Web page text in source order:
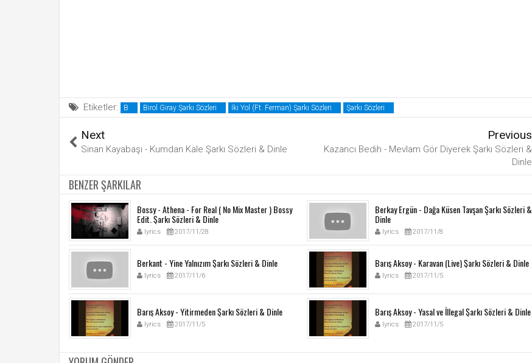
Etiketler: B Birol Giray Şarkı Sözleri İki Yol (Ft. Ferman) Şarkı Sözleri Şarkı Sözleri
Next
Sinan Kayabaşı - Kumdan Kale Şarkı Sözleri & Dinle
Previous
Kazancı Bedih - Mevlam Gör Diyerek Şarkı Sözleri &
Dinle
BENZER ŞARKILAR
Bossy - Athena - For Real ( No Mix Master ) Bossy
Edit. Şarkı Sözleri & Dinle
lyrics 2017/11/28
Berkay Ergün - Dağa Küsen Tavşan Şarkı Sözleri &
Dinle
lyrics 2017/11/8
Berkant - Yine Yalnızım Şarkı Sözleri & Dinle
lyrics 2017/11/6
Barış Aksoy - Karavan (Live) Şarkı Sözleri & Dinle
lyrics 2017/11/5
Barış Aksoy - Yitirmeden Şarkı Sözleri & Dinle
lyrics 2017/11/5
Barış Aksoy - Yasal ve İllegal Şarkı Sözleri & Dinle
lyrics 2017/11/5